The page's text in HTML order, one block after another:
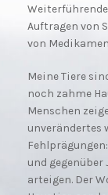
Auftragen von
von
Meine Tiere
noch zahme
Menschen
unverändertes
und
arteigen. Der